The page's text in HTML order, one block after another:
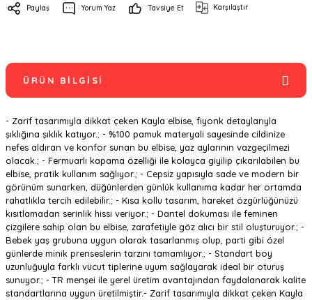
Paylaş Yorum Yaz Tavsiye Et Karşılaştır
ÜRÜN BILGISI
- Zarif tasarımıyla dikkat çeken Kayla elbise, fiyonk detaylarıyla
şıklığına şıklık katıyor.; - %100 pamuk materyali sayesinde cildinize
nefes aldıran ve konfor sunan bu elbise, yaz aylarının vazgeçilmezi
olacak.; - Fermuarlı kapama özelliği ile kolayca giyilip çıkarılabilen bu
elbise, pratik kullanım sağlıyor.; - Cepsiz yapısıyla sade ve modern bir
görünüm sunarken, düğünlerden günlük kullanıma kadar her ortamda
rahatlıkla tercih edilebilir.; - Kısa kollu tasarım, hareket özgürlüğünüzü
kısıtlamadan serinlik hissi veriyor.; - Dantel dokuması ile feminen
çizgilere sahip olan bu elbise, zarafetiyle göz alıcı bir stil oluşturuyor.; -
Bebek yaş grubuna uygun olarak tasarlanmış olup, parti gibi özel
günlerde minik prenseslerin tarzını tamamlıyor.; - Standart boy
uzunluğuyla farklı vücut tiplerine uyum sağlayarak ideal bir oturuş
sunuyor.; - TR menşei ile yerel üretim avantajından faydalanarak kalite
standartlarına uygun üretilmiştir.- Zarif tasarımıyla dikkat çeken Kayla